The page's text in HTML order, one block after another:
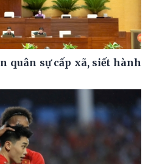
quân sự cấp xã, siết hành